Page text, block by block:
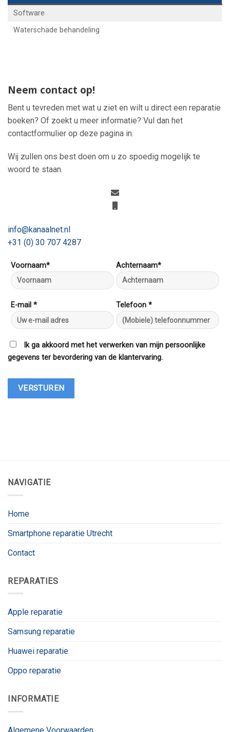
Software
Waterschade behandeling
Neem contact op!
Bent u tevreden met wat u ziet en wilt u direct een reparatie
boeken? Of zoekt u meer informatie? Vul dan het
contactformulier op deze pagina in.
Wij zullen ons best doen om u zo spoedig mogelijk te
woord te staan.
info@kanaalnet.nl
+31 (0) 30 707 4287
Voornaam* Achternaam*
E-mail * Telefoon *
Ik ga akkoord met het verwerken van mijn persoonlijke
gegevens ter bevordering van de klantervaring.
NAVIGATIE
Home
Smartphone reparatie Utrecht
Contact
REPARATIES
Apple reparatie
Samsung reparatie
Huawei reparatie
Oppo reparatie
INFORMATIE